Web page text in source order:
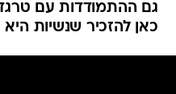
גם ההתמודדות עם
כאן להזכיר שנשיות